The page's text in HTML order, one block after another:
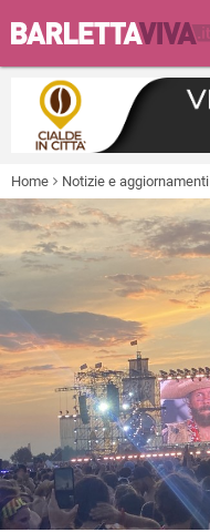
Home Notizie e aggiornamenti